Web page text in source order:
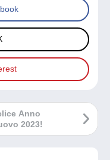
Anno
2023!